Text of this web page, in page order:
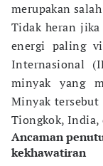
merupakan
Tidak heran
energi paling
Internasional
minyak yang
Minyak
Tiongkok, India,
Ancaman
kekhawatiran